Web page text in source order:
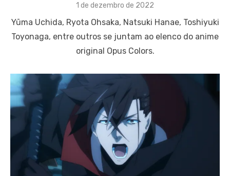
Posted
1 de dezembro de 2022
Yūma Uchida, Ryota Ohsaka, Natsuki Hanae, Toshiyuki
Toyonaga, entre outros se juntam ao elenco do anime
original Opus Colors.